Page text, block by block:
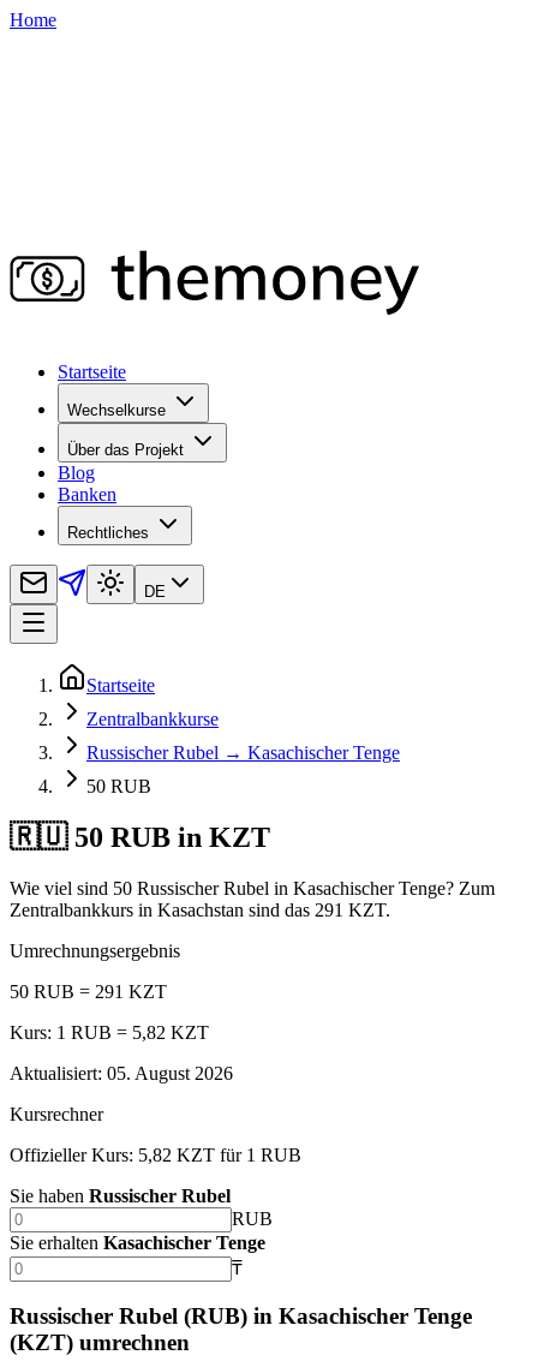
Home
Startseite
Wechselkurse
Über das Projekt
Blog
Banken
Rechtliches
DE
Startseite
Zentralbankkurse
Russischer Rubel → Kasachischer Tenge
50 RUB
🇷🇺 50 RUB in KZT
Wie viel sind 50 Russischer Rubel in Kasachischer Tenge? Zum
Zentralbankkurs in Kasachstan sind das 291 KZT.
Umrechnungsergebnis
50 RUB = 291 KZT
Kurs: 1 RUB = 5,82 KZT
Aktualisiert: 05. August 2026
Kursrechner
Offizieller Kurs: 5,82 KZT für 1 RUB
Sie haben Russischer Rubel
RUB
Sie erhalten Kasachischer Tenge
₸
Russischer Rubel (RUB) in Kasachischer Tenge
(KZT) umrechnen